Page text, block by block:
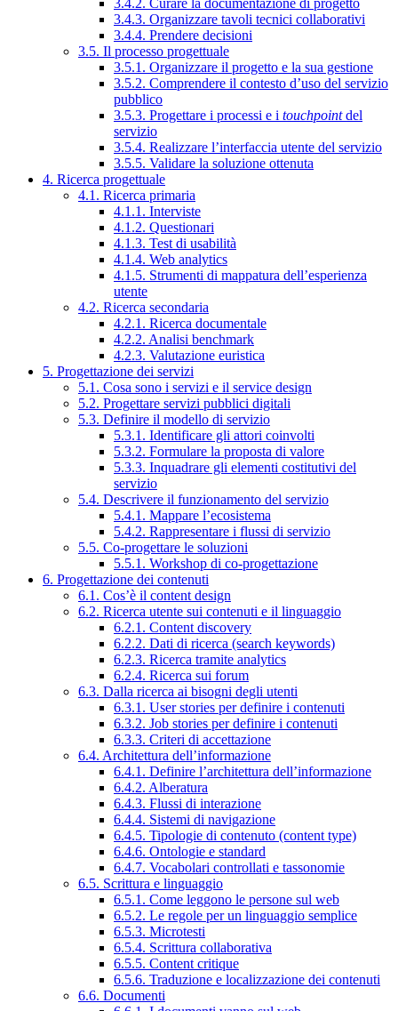
3.4.2. Curare la documentazione di progetto
3.4.3. Organizzare tavoli tecnici collaborativi
3.4.4. Prendere decisioni
3.5. Il processo progettuale
3.5.1. Organizzare il progetto e la sua gestione
3.5.2. Comprendere il contesto d’uso del servizio
pubblico
3.5.3. Progettare i processi e i touchpointdel
servizio
3.5.4. Realizzare l’interfaccia utente del servizio
3.5.5. Validare la soluzione ottenuta
4. Ricerca progettuale
4.1. Ricerca primaria
4.1.1. Interviste
4.1.2. Questionari
4.1.3. Test di usabilità
4.1.4. Web analytics
4.1.5. Strumenti di mappatura dell’esperienza
utente
4.2. Ricerca secondaria
4.2.1. Ricerca documentale
4.2.2. Analisi benchmark
4.2.3. Valutazione euristica
5. Progettazione dei servizi
5.1. Cosa sono i servizi e il service design
5.2. Progettare servizi pubblici digitali
5.3. Definire il modello di servizio
5.3.1. Identificare gli attori coinvolti
5.3.2. Formulare la proposta di valore
5.3.3. Inquadrare gli elementi costitutivi del
servizio
5.4. Descrivere il funzionamento del servizio
5.4.1. Mappare l’ecosistema
5.4.2. Rappresentare i flussi di servizio
5.5. Co-progettare le soluzioni
5.5.1. Workshop di co-progettazione
6. Progettazione dei contenuti
6.1. Cos’è il content design
6.2. Ricerca utente sui contenuti e il linguaggio
6.2.1. Content discovery
6.2.2. Dati di ricerca (search keywords)
6.2.3. Ricerca tramite analytics
6.2.4. Ricerca sui forum
6.3. Dalla ricerca ai bisogni degli utenti
6.3.1. User stories per definire i contenuti
6.3.2. Job stories per definire i contenuti
6.3.3. Criteri di accettazione
6.4. Architettura dell’informazione
6.4.1. Definire l’architettura dell’informazione
6.4.2. Alberatura
6.4.3. Flussi di interazione
6.4.4. Sistemi di navigazione
6.4.5. Tipologie di contenuto (content type)
6.4.6. Ontologie e standard
6.4.7. Vocabolari controllati e tassonomie
6.5. Scrittura e linguaggio
6.5.1. Come leggono le persone sul web
6.5.2. Le regole per un linguaggio semplice
6.5.3. Microtesti
6.5.4. Scrittura collaborativa
6.5.5. Content critique
6.5.6. Traduzione e localizzazione dei contenuti
6.6. Documenti